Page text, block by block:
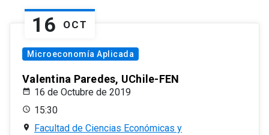
16 OCT
Microeconomía Aplicada
Valentina Paredes, UChile-FEN
16 de Octubre de 2019
15:30
Facultad de Ciencias Económicas y